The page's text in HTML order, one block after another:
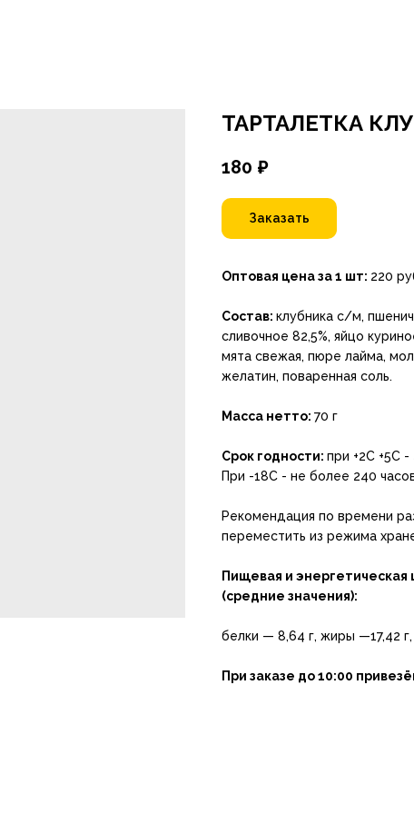
ТАРТАЛЕТКА
180 ₽
Заказать
Оптовая цена за 1 шт: 220
Состав: клубника с/м,
сливочное 82,5%, яйцо
мята свежая, пюре лайма,
желатин, поваренная соль.
Масса нетто: 70 г
Срок годности: при +2C +5C
При -18С - не более 240
Рекомендация по времени
переместить из режима
Пищевая и энергетическая
(средние значения):
белки — 8,64 г, жиры —17,42
При заказе до 10:00